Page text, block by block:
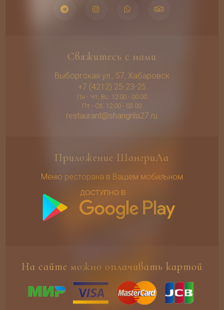
Свяжитесь с нами
Выборгская ул., 57, Хабаровск
+7 (4212) 25-23-25
Пн - Чт, Вс: 12:00 - 00:00
Пт - Сб: 12:00 - 03:00
restaurant@shangrila27.ru
Приложение ШангриЛа
Меню ресторана в Вашем мобильном
На сайте можно оплачивать картой